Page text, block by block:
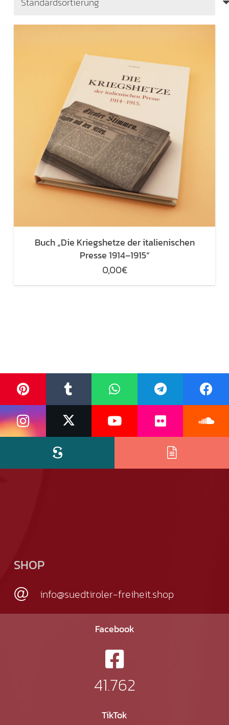
Buch „Die Kriegshetze der italienischen
Presse 1914–1915“
0,00€
SHOP
info@suedtiroler-freiheit.shop
Facebook
41.762
TikTok